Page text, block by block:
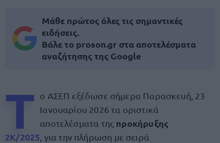
Μάθε πρώτος όλες τις σημαντικές
ειδήσεις.
Βάλε το proson.gr στα αποτελέσματα
αναζήτησης της Google
Τ
ο ΑΣΕΠ εξέδωσε σήμερα Παρασκευή, 23
Ιανουαρίου 2026 τα οριστικά
αποτελέσματα της προκήρυξης
2Κ/2025 , για την πλήρωση με σειρά